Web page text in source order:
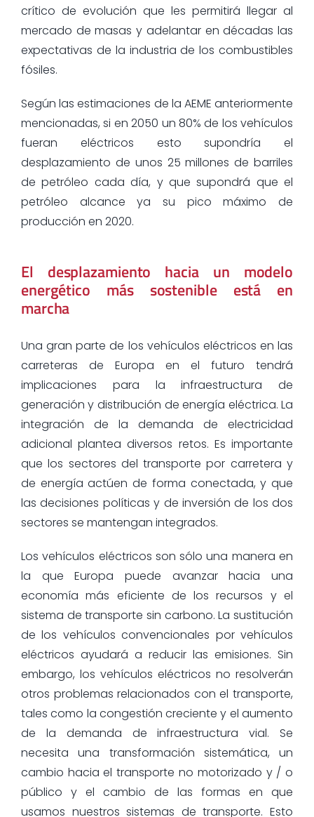
crítico de evolución que les permitirá llegar al
mercado de masas y adelantar en décadas las
expectativas de la industria de los combustibles
fósiles.
Según las estimaciones de la AEME anteriormente
mencionadas, si en 2050 un 80% de los vehículos
fueran eléctricos esto supondría el
desplazamiento de unos 25 millones de barriles
de petróleo cada día, y que supondrá que el
petróleo alcance ya su pico máximo de
producción en 2020.
El desplazamiento hacia un modelo
energético más sostenible está en
marcha
Una gran parte de los vehículos eléctricos en las
carreteras de Europa en el futuro tendrá
implicaciones para la infraestructura de
generación y distribución de energía eléctrica. La
integración de la demanda de electricidad
adicional plantea diversos retos. Es importante
que los sectores del transporte por carretera y
de energía actúen de forma conectada, y que
las decisiones políticas y de inversión de los dos
sectores se mantengan integrados.
Los vehículos eléctricos son sólo una manera en
la que Europa puede avanzar hacia una
economía más eficiente de los recursos y el
sistema de transporte sin carbono. La sustitución
de los vehículos convencionales por vehículos
eléctricos ayudará a reducir las emisiones. Sin
embargo, los vehículos eléctricos no resolverán
otros problemas relacionados con el transporte,
tales como la congestión creciente y el aumento
de la demanda de infraestructura vial. Se
necesita una transformación sistemática, un
cambio hacia el transporte no motorizado y / o
público y el cambio de las formas en que
usamos nuestros sistemas de transporte. Esto